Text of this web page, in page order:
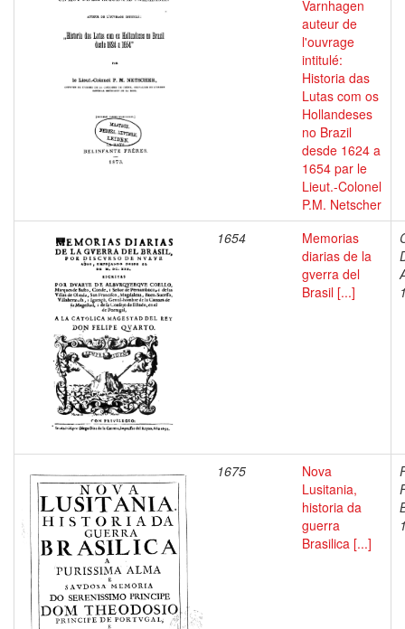
Varnhagen
auteur de
l'ouvrage
intitulé:
Historia das
Lutas com os
Hollandeses
no Brazil
desde 1624 a
1654 par le
Lieut.-Colonel
P.M. Netscher
1654
Memorias
diarias de la
gverra del
Brasil [...]
1675
Nova
Lusitania,
historia da
guerra
Brasilica [...]